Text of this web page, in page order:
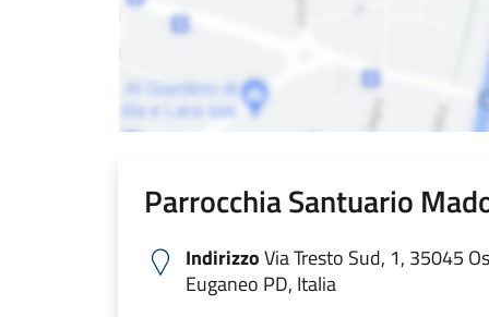
Parrocchia Santuario
IndirizzoVia Tresto Sud, 1, 35045
Euganeo PD, Italia